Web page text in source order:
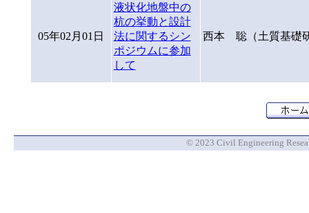
05年02月01日
液状化地盤中の
杭の挙動と設計
法に関するシン
ポジウムに参加
して
西本 聡（土質基礎
© 2023 Civil Engineering